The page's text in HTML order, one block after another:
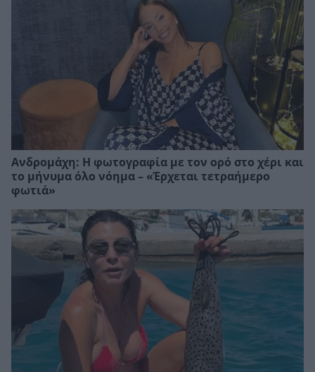
Ανδρομάχη: Η φωτογραφία με τον ορό στο χέρι και
το μήνυμα όλο νόημα – «Έρχεται τετραήμερο
φωτιά»